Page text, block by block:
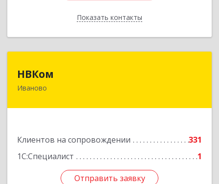
Показать контакты
Назад
НВКом
Иваново
Клиентов на сопровождении
331
1С:Специалист
1
Отправить заявку
153000, Ивановская обл, Иваново г, Аптечный
Отправить заявку